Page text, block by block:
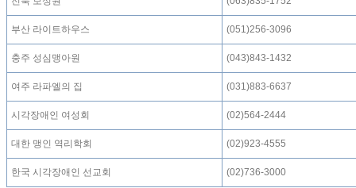
부산 라이트하우스 (051)256-3096
충주 성심맹아원 (043)843-1432
여주 라파엘의 집 (031)883-6637
시각장애인 여성회 (02)564-2444
대한 맹인 역리학회 (02)923-4555
한국 시각장애인 선교회 (02)736-3000